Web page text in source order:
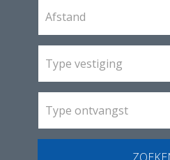
Afstand
Type vestiging
Type ontvangst